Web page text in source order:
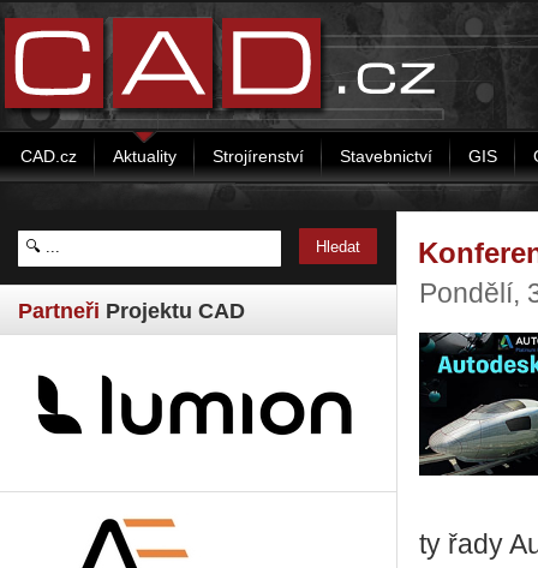
CAD.cz Aktuality Strojírenství Stavebnictví GIS
Partneři Projektu CAD
Pondělí,
ty řady